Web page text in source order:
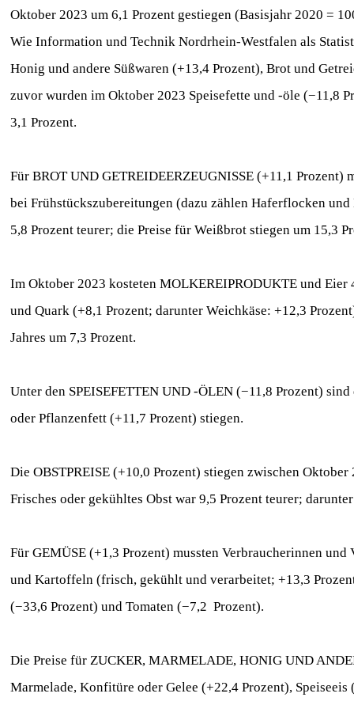
Oktober 2023 um 6,1 Prozent gestiegen (Basisjahr 2020 =
Wie Information und Technik Nordrhein-Westfalen als
Honig und andere Süßwaren (+13,4 Prozent), Brot und
zuvor wurden im Oktober 2023 Speisefette und -öle (−11,8
3,1 Prozent.
Für BROT UND GETREIDEERZEUGNISSE (+11,1
bei Frühstückszubereitungen (dazu zählen Haferflocken
5,8 Prozent teurer; die Preise für Weißbrot stiegen um 15,3
Im Oktober 2023 kosteten MOLKEREIPRODUKTE und Eier
und Quark (+8,1 Prozent; darunter Weichkäse: +12,3
Jahres um 7,3 Prozent.
Unter den SPEISEFETTEN UND -ÖLEN (−11,8 Prozent)
oder Pflanzenfett (+11,7 Prozent) stiegen.
Die OBSTPREISE (+10,0 Prozent) stiegen zwischen
Frisches oder gekühltes Obst war 9,5 Prozent teurer;
Für GEMÜSE (+1,3 Prozent) mussten Verbraucherinnen
und Kartoffeln (frisch, gekühlt und verarbeitet; +13,3
(−33,6 Prozent) und Tomaten (−7,2 Prozent).
Die Preise für ZUCKER, MARMELADE, HONIG UND
Marmelade, Konfitüre oder Gelee (+22,4 Prozent),